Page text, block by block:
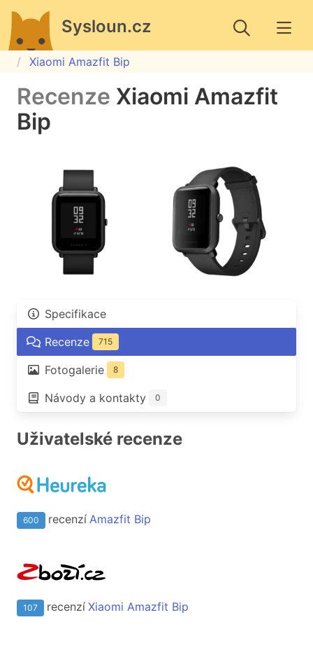
Sysloun.cz
Xiaomi Amazfit Bip
Recenze Xiaomi Amazfit
Bip
Specifikace
Recenze
715
Fotogalerie 8
Návody a kontakty 0
Uživatelské recenze
600 recenzí Amazfit Bip
107 recenzí Xiaomi Amazfit Bip